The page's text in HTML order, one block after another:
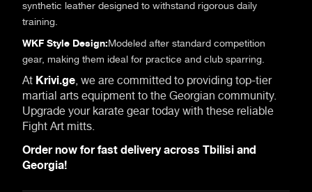
synthetic leather designed to withstand rigorous daily
training.
WKF Style Design:Modeled after standard competition
gear, making them ideal for practice and club sparring.
AtKrivi.ge, we are committed to providing top-tier
martial arts equipment to the Georgian community.
Upgrade your karate gear today with these reliable
Fight Art mitts.
Order now for fast delivery across Tbilisi and
Georgia!